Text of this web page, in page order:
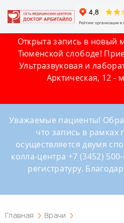
Открыта запись в новый
Тюменской слободе!
Ультразвуковая и
Арктическая, 12 -
Уважаемые пациенты!
что запись в
осуществляется двумя
колла-центра +7 (3452)
регистратуру.
Главная Врачи